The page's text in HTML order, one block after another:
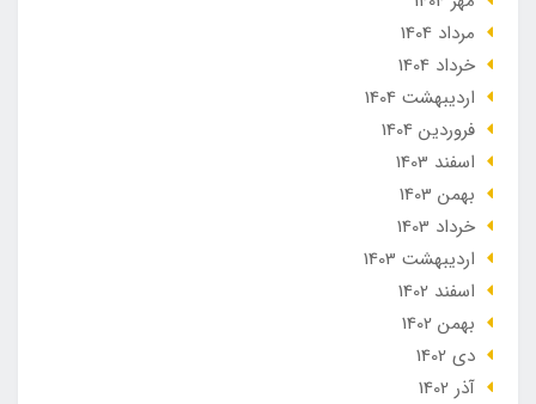
مرداد 1404
خرداد 1404
ارديبهشت 1404
فروردین 1404
اسفند 1403
بهمن 1403
خرداد 1403
ارديبهشت 1403
اسفند 1402
بهمن 1402
دی 1402
آذر 1402